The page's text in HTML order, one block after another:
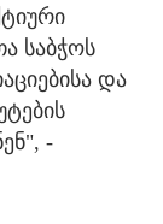
საბჭოს
და
-